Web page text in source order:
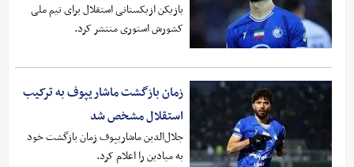
بازیکن ازبکستانی استقلال برای تیم ملی
کشورش استوری منتشر کرد.
زمان بازگشت ماشاریپوف به ترکیب
استقلال مشخص شد
جلال‌الدین ماشاریپوف زمان بازگشت خود
به میادین را اعلام کرد.